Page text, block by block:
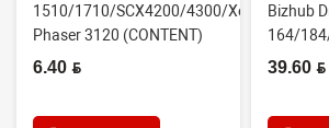
1510/1710/SCX4200/4300/Xerox
Phaser 3120 (CONTENT)
6.40 BYN
Bizhub
164/
39.60 BYN